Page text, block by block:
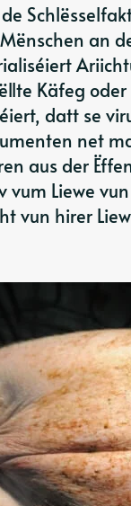
de
an
Käfeg
datt se
net
aus der
vum Liewe
vun hirer